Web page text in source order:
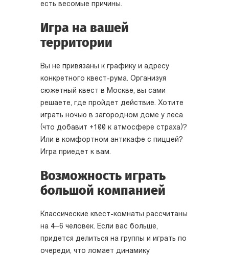
есть весомые причины.
Игра на вашей
территории
Вы не привязаны к графику и адресу
конкретного квест-рума. Организуя
сюжетный квест в Москве, вы сами
решаете, где пройдет действие. Хотите
играть ночью в загородном доме у леса
(что добавит +100 к атмосфере страха)?
Или в комфортном антикафе с пиццей?
Игра приедет к вам.
Возможность играть
большой компанией
Классические квест-комнаты рассчитаны
на 4–6 человек. Если вас больше,
придется делиться на группы и играть по
очереди, что ломает динамику